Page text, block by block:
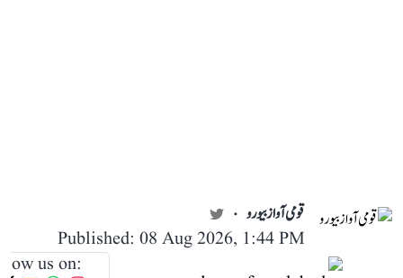
قومی آواز بیورو
Published: 08 Aug 2026, 1:44 PM
us on: